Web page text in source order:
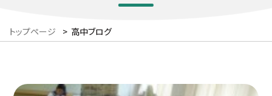
トップページ > 高中ブログ